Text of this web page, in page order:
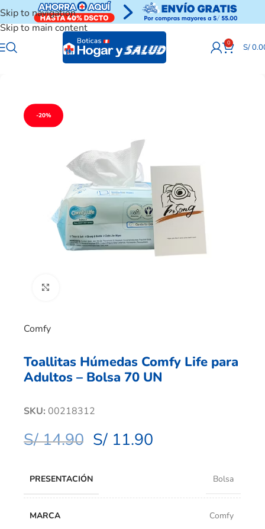
Skip to navigation
Skip to main content
0 S/
-20%
Comfy
Toallitas Húmedas Comfy Life para
Adultos – Bolsa 70 UN
SKU: 00218312
S/14.90 S/ 11.90
PRESENTACIÓN Bolsa
MARCA Comfy